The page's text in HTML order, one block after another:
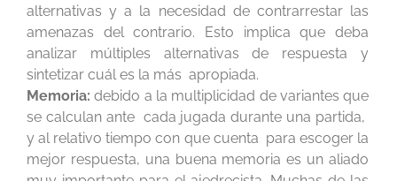
alternativas y a la necesidad de contrarrestar las
amenazas del contrario. Esto implica que deba
analizar múltiples alternativas de respuesta y
sintetizar cuál es la más apropiada.
Memoria:debido a la multiplicidad de variantes que
se calculan ante cada jugada durante una partida,
y al relativo tiempo con que cuenta para escoger la
mejor respuesta, una buena memoria es un aliado